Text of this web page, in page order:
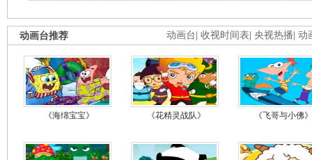
动画台 收视时间表 央视热播 动
动画台推荐
《海绵宝宝》 《花精灵战队》 《飞哥与小佛》